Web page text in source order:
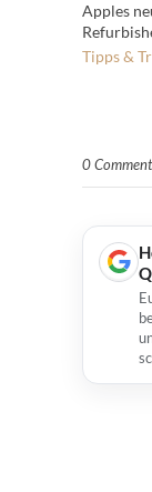
Apples
Tipps &
0